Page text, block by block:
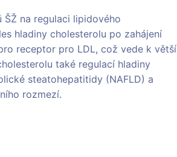
na regulaci lipidového
hladiny cholesterolu po zahájení
receptor pro LDL, což vede k větší
také regulací hladiny
steatohepatitidy (NAFLD) a
rozmezí.